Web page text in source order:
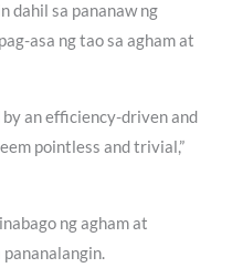
dahil sa pananaw ng
asa ng tao sa agham at
an efficiency-driven and
pointless and trivial,”
ng agham at